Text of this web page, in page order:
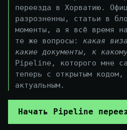
переезда в Хорватию.
разрозненны, статьи в
моменты, а я всё время
те же вопросы: какая
какие документы, к
Pipeline, которого мне
теперь с открытым кодом,
актуальным.
Начать Pipeline